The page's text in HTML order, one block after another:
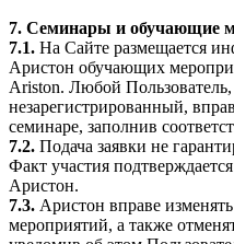
7. Семинары и обучающие
7.1. На Сайте размещается
Аристон обучающих
Ariston. Любой
незарегистрированный,
семинаре, заполнив
7.2. Подача заявки не
Факт участия
Аристон.
7.3. Аристон вправе
мероприятий, а также